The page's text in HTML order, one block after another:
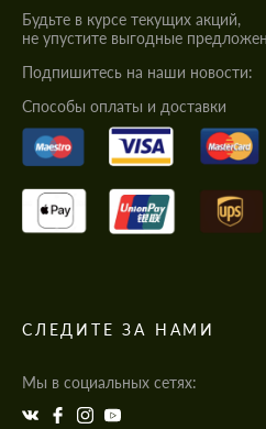
Будьте в курсе текущих акций,
не упустите выгодные
Подпишитесь на наши новости:
Cпособы оплаты и доставки
СЛЕДИТЕ ЗА НАМИ
Мы в социальных сетях: